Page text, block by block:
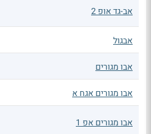
אב-גד אופ 2
אבגול
אבו מגורים
אבו מגורים אגח א
אבו מגורים אפ 1